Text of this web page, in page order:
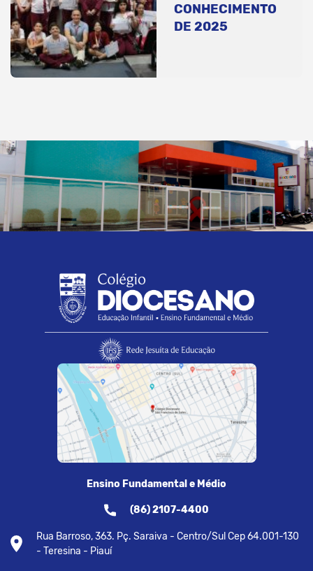
CONHECIMENTO
DE 2025
Ensino Fundamental e Médio
(86) 2107-4400
Rua Barroso, 363. Pç. Saraiva - Centro/Sul Cep 64.001-130
- Teresina - Piauí